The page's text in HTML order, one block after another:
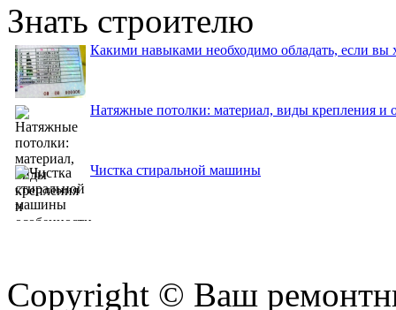
Знать строителю
Какими навыками необходимо обладать, если вы
Натяжные потолки: материал, виды крепления и
Чистка стиральной машины
Copyright © Ваш